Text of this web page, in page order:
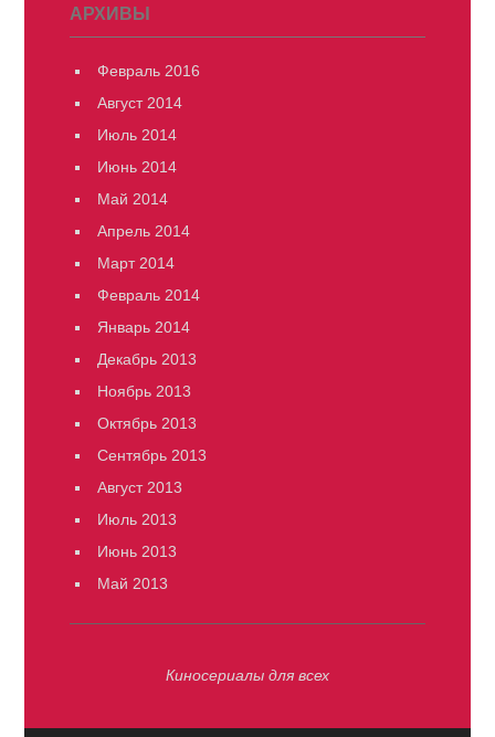
АРХИВЫ
Февраль 2016
Август 2014
Июль 2014
Июнь 2014
Май 2014
Апрель 2014
Март 2014
Февраль 2014
Январь 2014
Декабрь 2013
Ноябрь 2013
Октябрь 2013
Сентябрь 2013
Август 2013
Июль 2013
Июнь 2013
Май 2013
Киносериалы для всех